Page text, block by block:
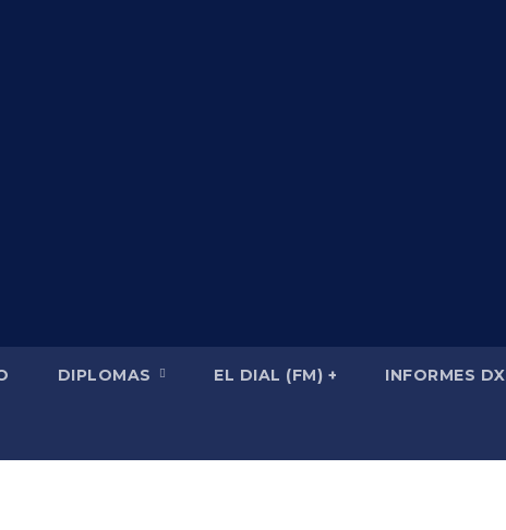
DIPLOMAS EL DIAL (FM) + INFORMES DX